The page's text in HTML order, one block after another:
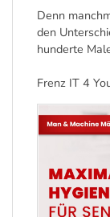
Denn
den
hunderte
Frenz IT 4